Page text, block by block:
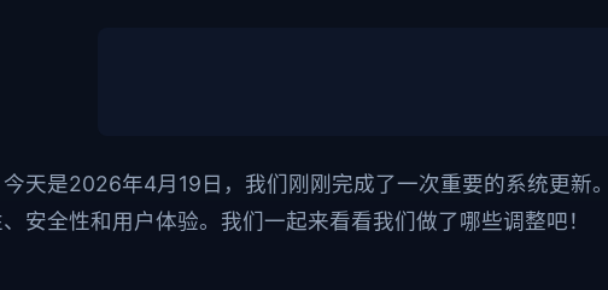
天是2026年4月19日，我们刚刚完成了一次重要的系统更新
安全性和用户体验。我们一起来看看我们做了哪些调整吧！